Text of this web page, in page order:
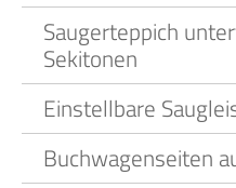
Saugerteppich
Sekitonen
Einstellbare
Buchwagenseiten